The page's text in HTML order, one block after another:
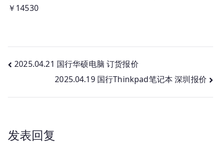
￥14530
文
航
2025.04.21 国行华硕电脑 订货报价
2025.04.19 国行Thinkpad笔记本 深圳报价
发表回复